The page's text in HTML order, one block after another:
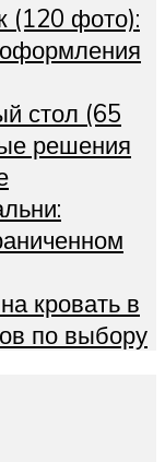
(120 фото):
стол (65
решения
кровать в
по выбору